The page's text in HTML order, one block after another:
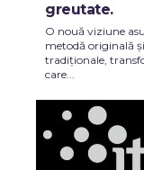
greutate.
O nouă viziune
metodă originală
tradiționale,
care...